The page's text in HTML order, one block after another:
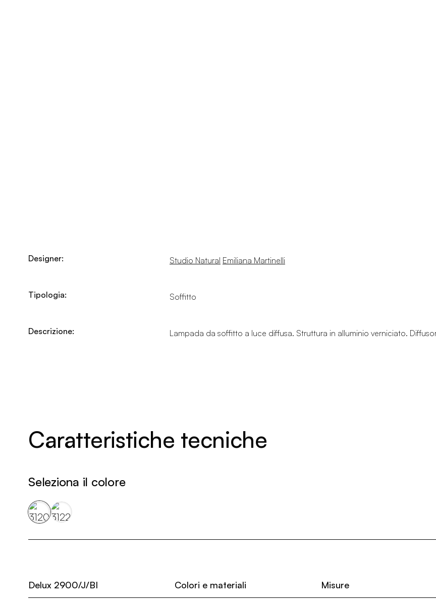
Designer: Studio Natural Emiliana Martinelli
Tipologia: Soffitto
Descrizione: Lampada da soffitto a luce diffusa. Struttura in alluminio verniciato.
Caratteristiche tecniche
Seleziona il colore
Delux 2900/J/BI Colori e materiali Misure